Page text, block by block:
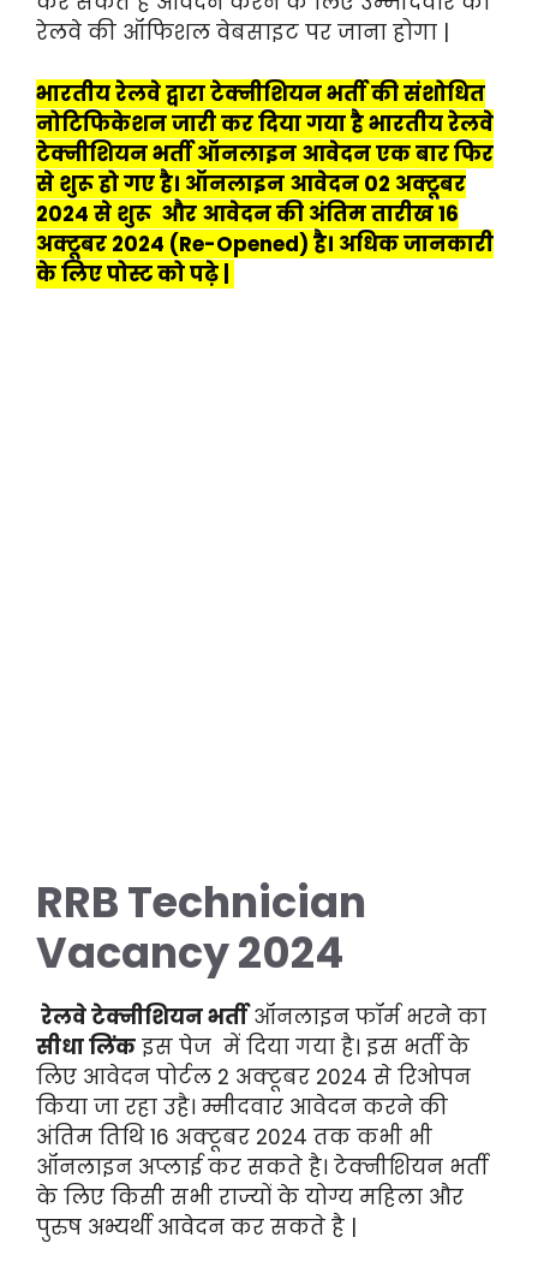
रेलवे की ऑफिशल वेबसाइट पर जाना होगा |
भारतीय रेलवे द्वारा टेक्नीशियन भर्ती की संशोधित
नोटिफिकेशन जारी कर दिया गया है भारतीय रेलवे
टेक्नीशियन भर्ती ऑनलाइन आवेदन एक बार फिर
से शुरू हो गए है। ऑनलाइन आवेदन 02 अक्टूबर
2024 से शुरू और आवेदन की अंतिम तारीख 16
अक्टूबर 2024 (Re-Opened) है। अधिक जानकारी
के लिए पोस्ट को पढ़े |
RRB Technician
Vacancy 2024
रेलवे टेक्नीशियन भर्तीऑनलाइन फॉर्म भरने का
सीधा लिंक इस पेज में दिया गया है। इस भर्ती के
लिए आवेदन पोर्टल 2 अक्टूबर 2024 से रिओपन
किया जा रहा उहै। म्मीदवार आवेदन करने की
अंतिम तिथि 16 अक्टूबर 2024 तक कभी भी
ऑनलाइन अप्लाई कर सकते है। टेक्नीशियन भर्ती
के लिए किसी सभी राज्यों के योग्य महिला और
पुरुष अभ्यर्थी आवेदन कर सकते है |